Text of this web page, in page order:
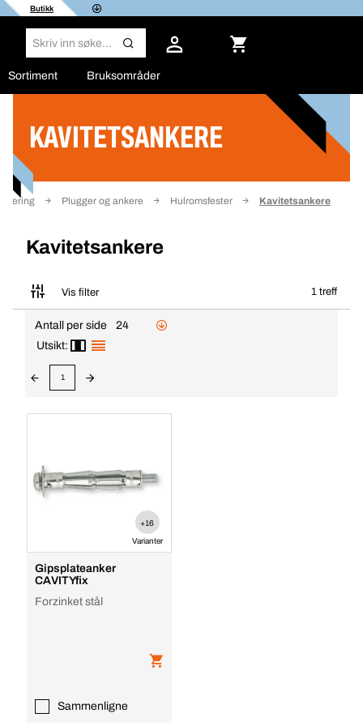
Butikk
Sortiment Bruksområder
KAVITETSANKERE
Plugger og ankere Hulromsfester Kavitetsankere
Kavitetsankere
Vis filter 1 treff
Filter
Antall per side
24
Utsikt:
1
+16
Varianter
Gipsplateanker
CAVITYfix
Forzinket stål
Sammenligne